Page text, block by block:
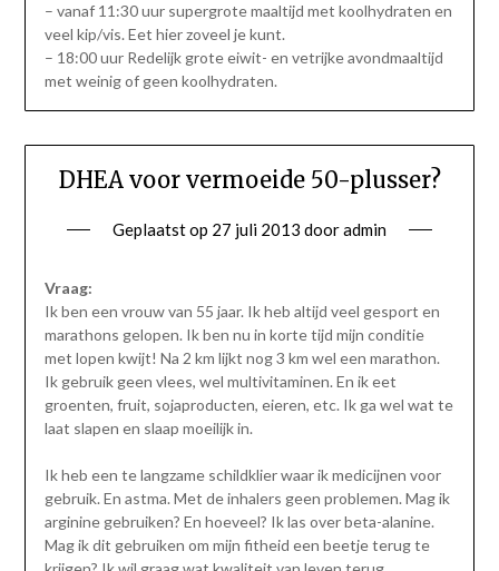
– vanaf 11:30 uur supergrote maaltijd met koolhydraten en
veel kip/vis. Eet hier zoveel je kunt.
– 18:00 uur Redelijk grote eiwit- en vetrijke avondmaaltijd
met weinig of geen koolhydraten.
DHEA voor vermoeide 50-plusser?
Geplaatst op 27 juli 2013 dooradmin
Vraag:
Ik ben een vrouw van 55 jaar. Ik heb altijd veel gesport en
marathons gelopen. Ik ben nu in korte tijd mijn conditie
met lopen kwijt! Na 2 km lijkt nog 3 km wel een marathon.
Ik gebruik geen vlees, wel multivitaminen. En ik eet
groenten, fruit, sojaproducten, eieren, etc. Ik ga wel wat te
laat slapen en slaap moeilijk in.
Ik heb een te langzame schildklier waar ik medicijnen voor
gebruik. En astma. Met de inhalers geen problemen. Mag ik
arginine gebruiken? En hoeveel? Ik las over beta-alanine.
Mag ik dit gebruiken om mijn fitheid een beetje terug te